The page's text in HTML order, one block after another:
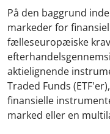
På den baggrund
markeder for
fælleseuropæiske
aktielignende
Traded Funds
finansielle
marked eller en